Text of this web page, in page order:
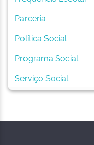
Parceria
Política Social
Programa Social
Serviço Social